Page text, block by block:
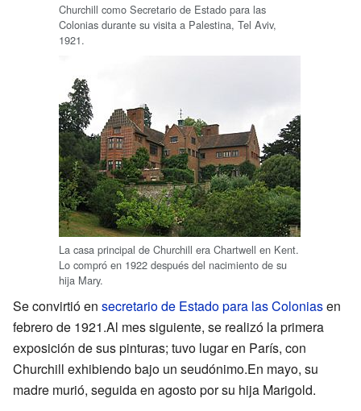
Churchill como Secretario de Estado para las
Colonias durante su visita a Palestina, Tel Aviv,
1921.
La casa principal de Churchill era Chartwell en Kent.
Lo compró en 1922 después del nacimiento de su
hija Mary.
Se convirtió en secretario de Estado para las Coloniasen
febrero de 1921.Al mes siguiente, se realizó la primera
exposición de sus pinturas; tuvo lugar en París, con
Churchill exhibiendo bajo un seudónimo.En mayo, su
madre murió, seguida en agosto por su hija Marigold.